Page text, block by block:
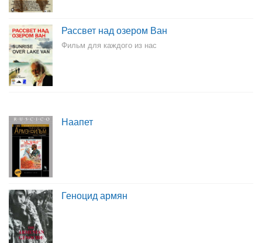
Рассвет над озером Ван
Фильм для каждого из нас
Наапет
Геноцид армян